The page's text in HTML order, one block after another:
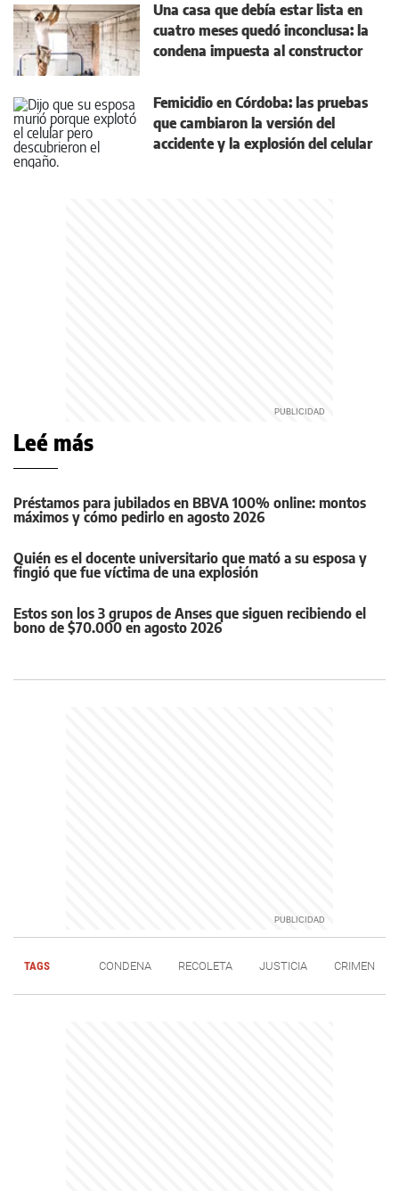
Una casa que debía estar lista en
cuatro meses quedó inconclusa: la
condena impuesta al constructor
Femicidio en Córdoba: las pruebas
que cambiaron la versión del
accidente y la explosión del celular
Leé más
Préstamos para jubilados en BBVA 100% online: montos
máximos y cómo pedirlo en agosto 2026
Quién es el docente universitario que mató a su esposa y
fingió que fue víctima de una explosión
Estos son los 3 grupos de Anses que siguen recibiendo el
bono de $70.000 en agosto 2026
TAGS CONDENA RECOLETA JUSTICIA CRIMEN